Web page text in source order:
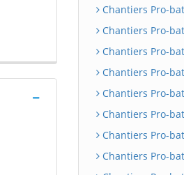
Chantiers Pro-
Chantiers Pro-
Chantiers Pro-
Chantiers Pro-
Chantiers Pro-
Chantiers Pro-
Chantiers Pro-
Chantiers Pro-